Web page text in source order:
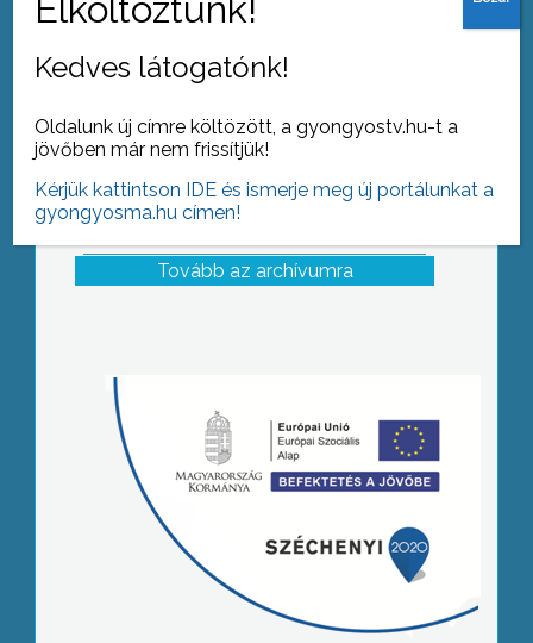
Kéttannyelvű Általános Iskola néhány
Tovább az archívumra
Kedves látogatónk!
Oldalunk új címre költözött, a gyongyostv.hu-t a
jövőben már nem frissítjük!
Kérjük kattintson IDE és ismerje meg új portálunkat a
gyongyosma.hu címen!